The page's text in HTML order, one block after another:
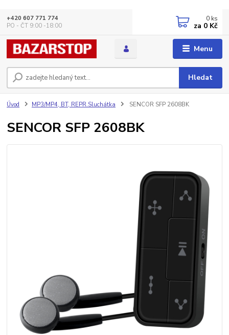
Menu
Hledat
+420 607 771 774
PO - ČT 9:00 -18:00
0 ks
za 0 Kč
Úvod MP3/MP4, BT, REPR.Sluchátka SENCOR SFP 2608BK
SENCOR SFP 2608BK